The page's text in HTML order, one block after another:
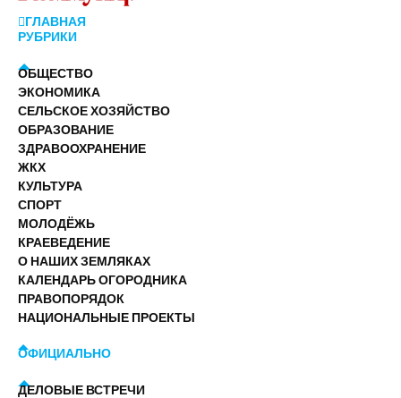
ГЛАВНАЯ
РУБРИКИ
ОБЩЕСТВО
ЭКОНОМИКА
СЕЛЬСКОЕ ХОЗЯЙСТВО
ОБРАЗОВАНИЕ
ЗДРАВООХРАНЕНИЕ
ЖКХ
КУЛЬТУРА
СПОРТ
МОЛОДЁЖЬ
КРАЕВЕДЕНИЕ
О НАШИХ ЗЕМЛЯКАХ
КАЛЕНДАРЬ ОГОРОДНИКА
ПРАВОПОРЯДОК
НАЦИОНАЛЬНЫЕ ПРОЕКТЫ
ОФИЦИАЛЬНО
ДЕЛОВЫЕ ВСТРЕЧИ